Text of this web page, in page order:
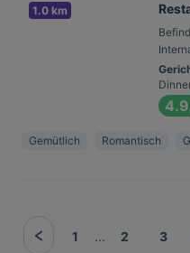
1.0 km
4.9
Gemütlich Romantisch
1 ... 2 3